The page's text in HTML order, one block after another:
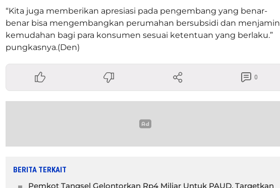
“Kita juga memberikan apresiasi pada pengembang yang benar-
benar bisa mengembangkan perumahan bersubsidi dan menjamin
kemudahan bagi para konsumen sesuai ketentuan yang berlaku.”
pungkasnya.(Den)
0
BERITA TERKAIT
Pemkot Tangsel Gelontorkan Rp4 Miliar Untuk PAUD, Targetkan